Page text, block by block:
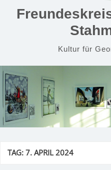
Kultur für
TAG:7. APRIL 2024